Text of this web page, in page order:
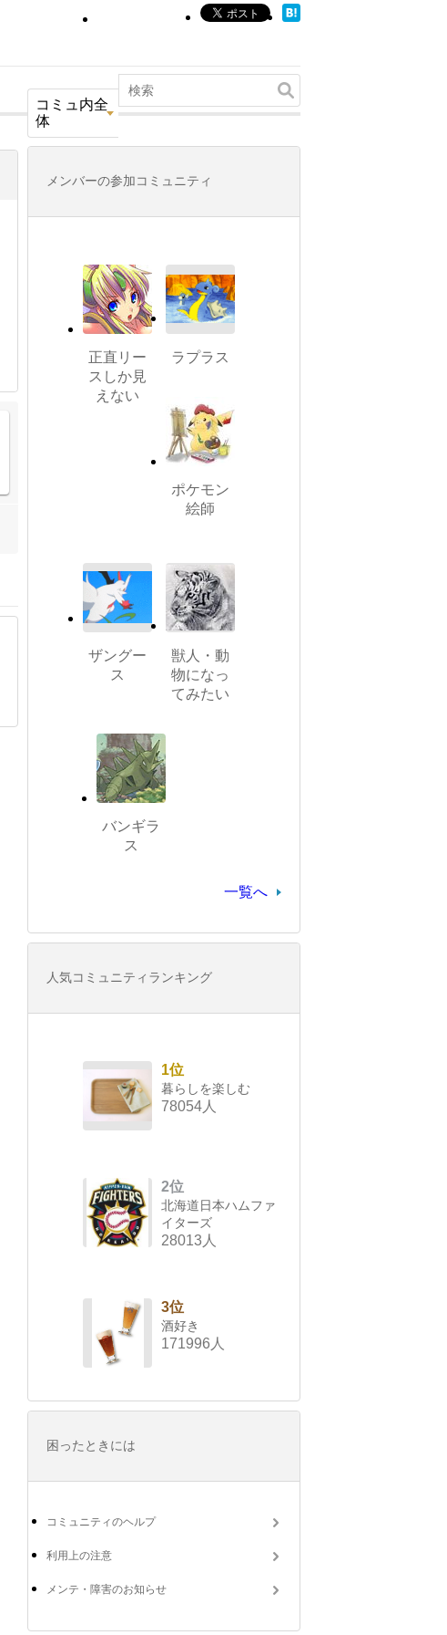
コミュ内全
体
メンバーの参加コミュニティ
正直リー
スしか見
えない
ラプラス
ポケモン
絵師
ザングー
ス
獣人・動
物になっ
てみたい
バンギラ
ス
一覧へ
人気コミュニティランキング
1位
暮らしを楽しむ
78054人
2位
北海道日本ハムファ
イターズ
28013人
3位
酒好き
171996人
困ったときには
コミュニティのヘルプ
利用上の注意
メンテ・障害のお知らせ